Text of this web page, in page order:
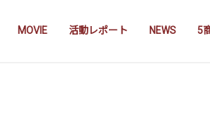
MOVIE 活動レポート NEWS 5